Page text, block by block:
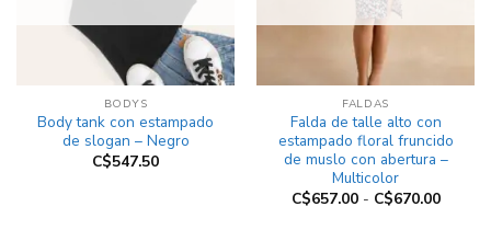
BODYS
Body tank con estampado
de slogan – Negro
C$547.50
FALDAS
Falda de talle alto con
estampado floral fruncido
de muslo con abertura –
Multicolor
C$657.00 - C$670.00Rango